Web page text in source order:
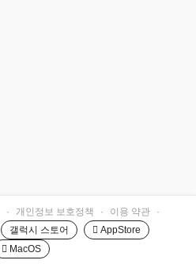
· 개인정보 보호정책 · 이용 약관
·
갤럭시 스토어
 AppStore
 MacOS